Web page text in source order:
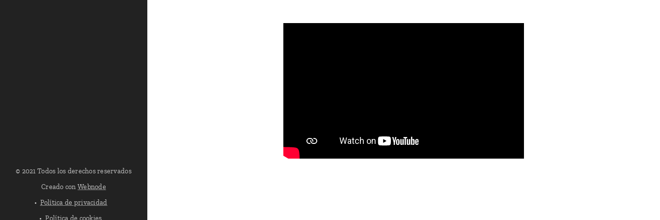
© 2021 Todos los derechos reservados
Creado conWebnode
Política de privacidad
Política de cookies